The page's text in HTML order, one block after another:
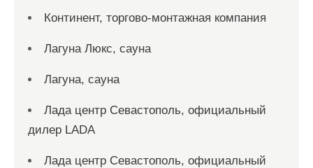
Континент, торгово-монтажная компания
Лагуна Люкс, сауна
Лагуна, сауна
Лада центр Севастополь, официальный
дилер LADA
Лада центр Севастополь, официальный